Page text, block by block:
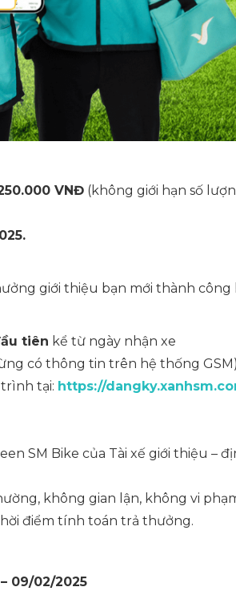
VNĐ (không giới hạn số
giới thiệu bạn mới thành công
tiên kể từ ngày nhận xe
có thông tin trên hệ thống
tại: https://
SM Bike của Tài xế giới thiệu –
không gian lận, không vi
điểm tính toán trả thưởng.
09/02/2025